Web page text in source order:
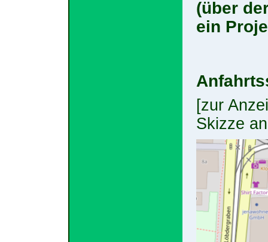
(über
ein
[zur
Skizze